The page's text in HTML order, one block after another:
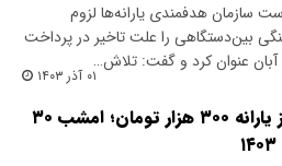
سازمان هدفمندی یارانه‌ها لزوم
بین‌دستگاهی را علت تاخیر در پرداخت
آبان عنوان کرد و گفت: تلاش…
۰۱ آذر ۱۴۰۳
واریز یارانه ۳۰۰ هزار تومان؛ امشب ۳۰